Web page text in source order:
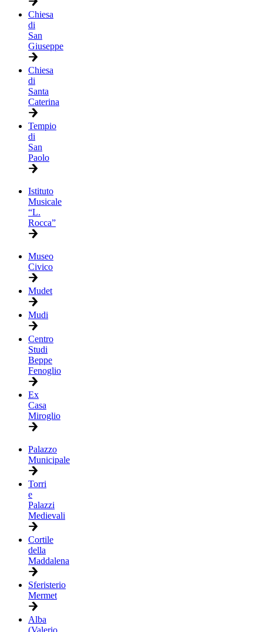
Chiesa
di
San
Giuseppe
Chiesa
di
Santa
Caterina
Tempio
di
San
Paolo
Istituto
Musicale
“L.
Rocca”
Museo
Civico
Mudet
Mudi
Centro
Studi
Beppe
Fenoglio
Ex
Casa
Miroglio
Palazzo
Municipale
Torri
e
Palazzi
Medievali
Cortile
della
Maddalena
Sferisterio
Mermet
Alba
(Valerio